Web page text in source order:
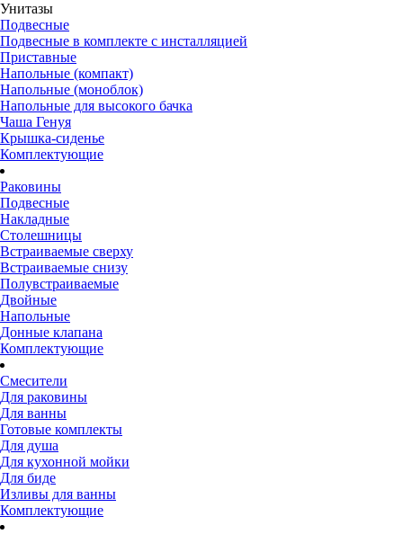
Унитазы
Подвесные
Подвесные в комплекте с инсталляцией
Приставные
Напольные (компакт)
Напольные (моноблок)
Напольные для высокого бачка
Чаша Генуя
Крышка-сиденье
Комплектующие
Раковины
Подвесные
Накладные
Столешницы
Встраиваемые сверху
Встраиваемые снизу
Полувстраиваемые
Двойные
Напольные
Донные клапана
Комплектующие
Смесители
Для раковины
Для ванны
Готовые комплекты
Для душа
Для кухонной мойки
Для биде
Изливы для ванны
Комплектующие